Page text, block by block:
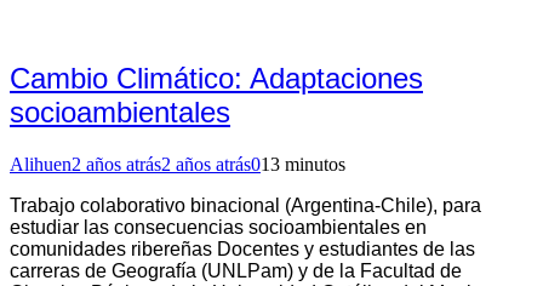
Cambio Climático: Adaptaciones
socioambientales
Alihuen2 años atrás2 años atrás013 minutos
Trabajo colaborativo binacional (Argentina-Chile), para
estudiar las consecuencias socioambientales en
comunidades ribereñas Docentes y estudiantes de las
carreras de Geografía (UNLPam) y de la Facultad de